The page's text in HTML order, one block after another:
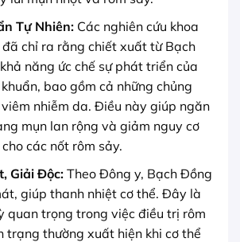
Tự Nhiên:Các nghiên cứu khoa
đã chỉ ra rằng chiết xuất từ Bạch
năng ức chế sự phát triển của
bao gồm cả những chủng
nhiễm da. Điều này giúp ngăn
mụn lan rộng và giảm nguy cơ
các nốt rôm sảy.
Giải Độc:Theo Đông y, Bạch Đồng
giúp thanh nhiệt cơ thể. Đây là
quan trọng trong việc điều trị rôm
trạng thường xuất hiện khi cơ thể